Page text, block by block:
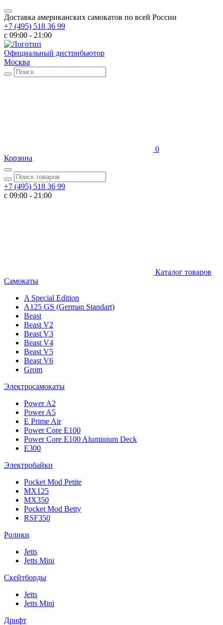
Доставка американских самокатов по всей России
+7 (495) 518 36 99
c 09:00 - 21:00
Официальный дистрибьютор
Москва
0
Корзина
+7 (495) 518 36 99
c 09:00 - 21:00
Каталог товаров
Самокаты
A Special Edition
A125 GS (German Standart)
Beast
Beast V2
Beast V3
Beast V4
Beast V5
Beast V6
Grom
Электросамокаты
Power A2
Power A5
E Prime Air
Power Core E100
Power Core E100 Aluminium Deck
E300
Электробайки
Pocket Mod Petite
MX125
MX350
Pocket Mod Betty
RSF350
Ролики
Jetts
Jetts Mini
Скейтборды
Jetts
Jetts Mini
Дрифт